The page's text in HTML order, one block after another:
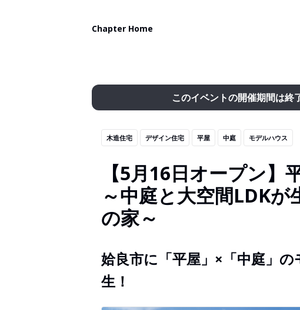
Chapter Home
このイベントの開催期間は終
木造住宅 デザイン住宅 平屋 中庭 モデルハウス
【5月16日オープン】
～中庭と大空間LDKが
の家～
姶良市に「平屋」×「中庭」
生！